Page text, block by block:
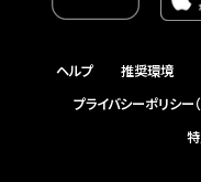
ヘルプ 推奨環境
プライバシーポリシー